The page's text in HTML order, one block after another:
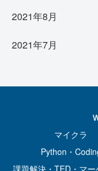
2021年8月
2021年7月
マイクラ
Python・
課題解決・TED・マー